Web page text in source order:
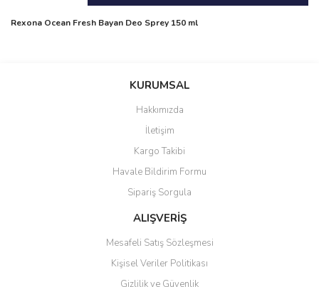
Rexona Ocean Fresh Bayan Deo Sprey 150 ml
Bu ürüne ilk yorumu siz yapın!
Yorum Yaz
Ürün resmi kalitesiz, bozuk veya görüntülenemiyor.
Ürün açıklamasında eksik bilgiler bulunuyor.
Ürün bilgilerinde hatalar bulunuyor.
Ürün fiyatı diğer sitelerden daha pahalı.
Bu ürüne benzer farklı alternatifler olmalı.
KURUMSAL
Hakkımızda
İletişim
Kargo Takibi
Havale Bildirim Formu
Sipariş Sorgula
ALIŞVERİŞ
Mesafeli Satış Sözleşmesi
Kişisel Veriler Politikası
Gizlilik ve Güvenlik